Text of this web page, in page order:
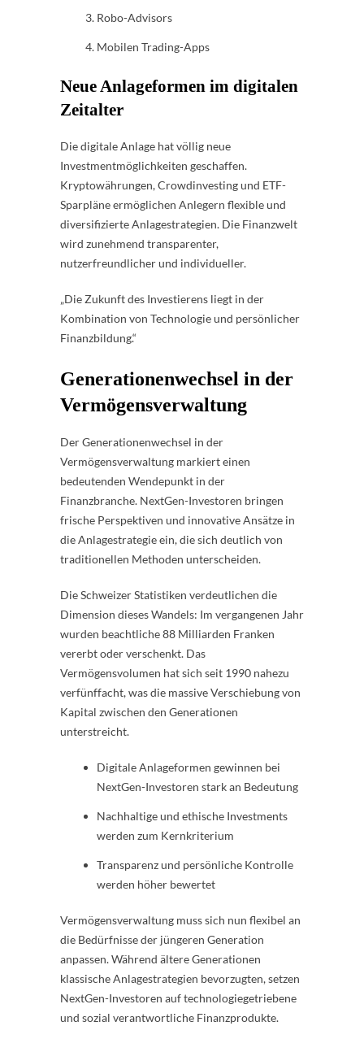
Robo-Advisors
Mobilen Trading-Apps
Neue Anlageformen im digitalen
Zeitalter
Die digitale Anlage hat völlig neue
Investmentmöglichkeiten geschaffen.
Kryptowährungen, Crowdinvesting und ETF-
Sparpläne ermöglichen Anlegern flexible und
diversifizierte Anlagestrategien. Die Finanzwelt
wird zunehmend transparenter,
nutzerfreundlicher und individueller.
„Die Zukunft des Investierens liegt in der
Kombination von Technologie und persönlicher
Finanzbildung.“
Generationenwechsel in der
Vermögensverwaltung
Der Generationenwechsel in der
Vermögensverwaltung markiert einen
bedeutenden Wendepunkt in der
Finanzbranche. NextGen-Investoren bringen
frische Perspektiven und innovative Ansätze in
die Anlagestrategie ein, die sich deutlich von
traditionellen Methoden unterscheiden.
Die Schweizer Statistiken verdeutlichen die
Dimension dieses Wandels: Im vergangenen Jahr
wurden beachtliche 88 Milliarden Franken
vererbt oder verschenkt. Das
Vermögensvolumen hat sich seit 1990 nahezu
verfünffacht, was die massive Verschiebung von
Kapital zwischen den Generationen
unterstreicht.
Digitale Anlageformen gewinnen bei
NextGen-Investoren stark an Bedeutung
Nachhaltige und ethische Investments
werden zum Kernkriterium
Transparenz und persönliche Kontrolle
werden höher bewertet
Vermögensverwaltung muss sich nun flexibel an
die Bedürfnisse der jüngeren Generation
anpassen. Während ältere Generationen
klassische Anlagestrategien bevorzugten, setzen
NextGen-Investoren auf technologiegetriebene
und sozial verantwortliche Finanzprodukte.